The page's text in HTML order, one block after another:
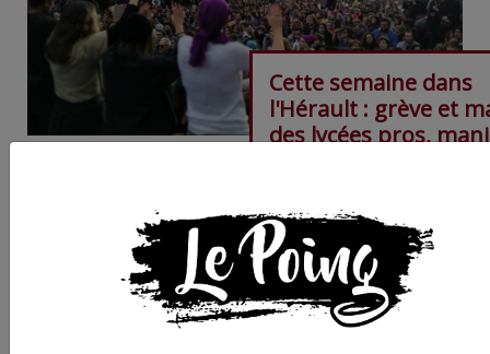
Cette semaine dans
l'Hérault : grève et
des lycées pros,